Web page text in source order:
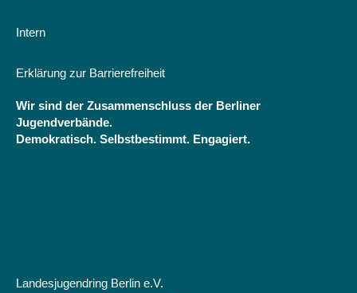
Intern
Erklärung zur Barrierefreiheit
Wir sind der Zusammenschluss der Berliner
Jugendverbände.
Demokratisch. Selbstbestimmt. Engagiert.
Landesjugendring Berlin e.V.